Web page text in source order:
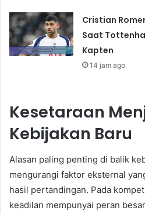
Cristian
Saat
Kapten
14 jam ago
Kesetaraan
Kebijakan Baru
Alasan paling penting di balik
mengurangi faktor eksternal
hasil pertandingan. Pada
keadilan mempunyai peran